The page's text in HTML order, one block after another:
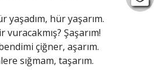
yaşadım, hür yaşarım.
vuracakmış? Şaşarım!
çiğner, aşarım.
sığmam, taşarım.